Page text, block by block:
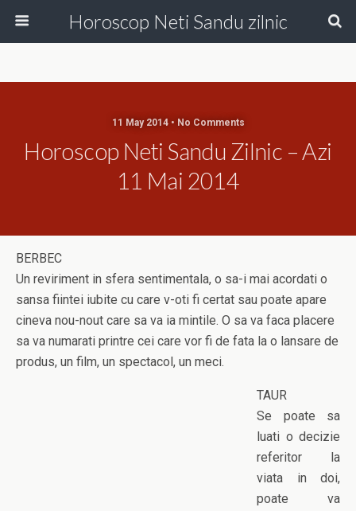
Horoscop Neti Sandu zilnic
11 May 2014 • No Comments
Horoscop Neti Sandu Zilnic – Azi
11 Mai 2014
BERBEC
Un reviriment in sfera sentimentala, o sa-i mai acordati o
sansa fiintei iubite cu care v-oti fi certat sau poate apare
cineva nou-nout care sa va ia mintile. O sa va faca placere
sa va numarati printre cei care vor fi de fata la o lansare de
produs, un film, un spectacol, un meci.
TAUR
Se poate sa
luati o decizie
referitor la
viata in doi,
poate va